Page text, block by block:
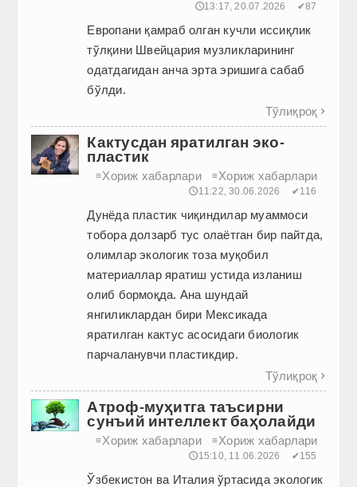
🕔13:17, 20.07.2026 ✔87
Европани қамраб олган кучли иссиқлик
тўлқини Швейцария музликларининг
одатдагидан анча эрта эришига сабаб
бўлди.
Тўлиқроқ 
Кактусдан яратилган эко-
пластик
≡Хориж хабарлари ≡Хориж хабарлари
🕔11:22, 30.06.2026 ✔116
Дунёда пластик чиқиндилар муаммоси
тобора долзарб тус олаётган бир пайтда,
олимлар экологик тоза муқобил
материаллар яратиш устида изланиш
олиб бормоқда. Ана шундай
янгиликлардан бири Мексикада
яратилган кактус асосидаги биологик
парчаланувчи пластикдир.
Тўлиқроқ 
Атроф-муҳитга таъсирни
сунъий интеллект баҳолайди
≡Хориж хабарлари ≡Хориж хабарлари
🕔15:10, 11.06.2026 ✔155
Ўзбекистон ва Италия ўртасида экологик